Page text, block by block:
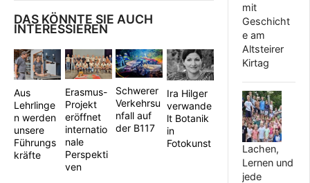
DAS KÖNNTE SIE AUCH
INTERESSIEREN
Aus
Lehrlinge
n werden
unsere
Führungs
kräfte
Erasmus-
Projekt
eröffnet
internatio
nale
Perspekti
ven
Schwerer
Verkehrsu
nfall auf
der B117
Ira Hilger
verwande
lt Botanik
in
Fotokunst
mit
Geschicht
e am
Altsteirer
Kirtag
Lachen,
Lernen und
jede